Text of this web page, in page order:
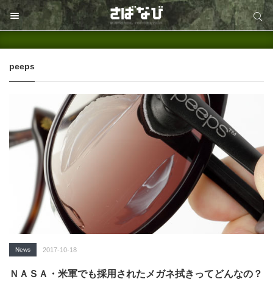
サイト内検索
peeps
News 2017-10-18
ＮＡＳＡ・米軍でも採用されたメガネ拭きってどんなの？
サイト内検索